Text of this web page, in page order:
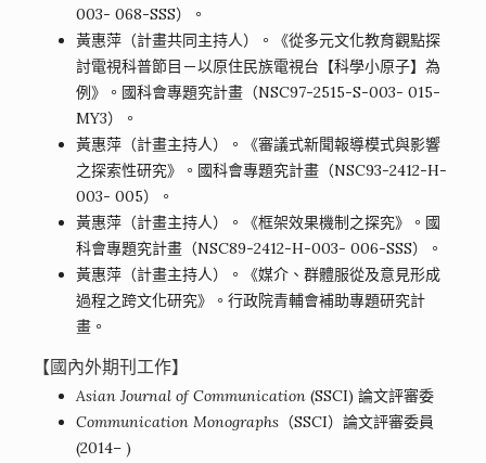
003- 068-SSS）。
黃惠萍（計畫共同主持人）。《從多元文化教育觀點探
討電視科普節目－以原住民族電視台【科學小原子】為
例》。國科會專題究計畫（NSC97-2515-S-003- 015-
MY3）。
黃惠萍（計畫主持人）。《審議式新聞報導模式與影響
之探索性研究》。國科會專題究計畫（NSC93-2412-H-
003- 005）。
黃惠萍（計畫主持人）。《框架效果機制之探究》。國
科會專題究計畫（NSC89-2412-H-003- 006-SSS）。
黃惠萍（計畫主持人）。《媒介、群體服從及意見形成
過程之跨文化研究》。行政院青輔會補助專題研究計
畫。
【國內外期刊工作】
Asian Journal of Communication (SSCI) 論文評審委
Communication Monographs （SSCI）論文評審委員
(2014– )